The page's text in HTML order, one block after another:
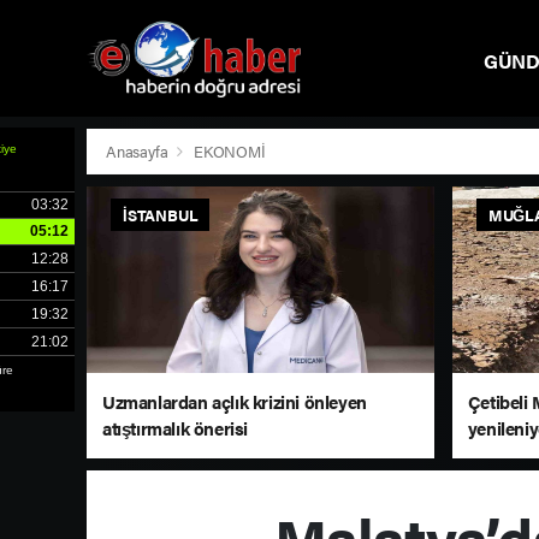
Anasayfa EKONOMİ
İSTANBUL
Uzmanlardan açlık krizini önleyen
atıştırmalık önerisi
Çetibeli